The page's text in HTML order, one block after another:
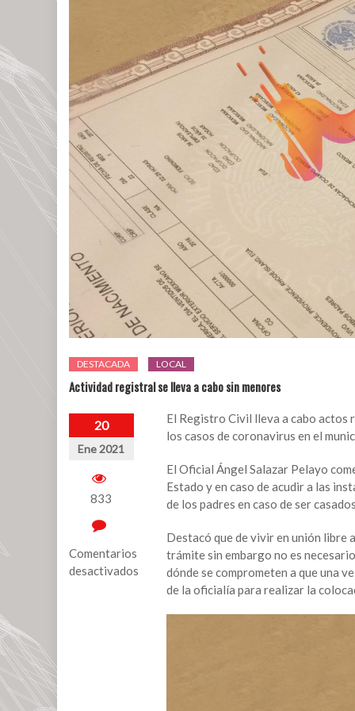
DESTACADA LOCAL
Actividad registral se lleva a cabo sin menores
20
Ene 2021
833
Comentarios
desactivados
El Registro Civil lleva a cabo actos
los casos de coronavirus en el
El Oficial Ángel Salazar Pelayo
Estado y en caso de acudir a las
de los padres en caso de ser
Destacó que de vivir en unión libre
trámite sin embargo no es
dónde se comprometen a que una
de la oficialía para realizar la